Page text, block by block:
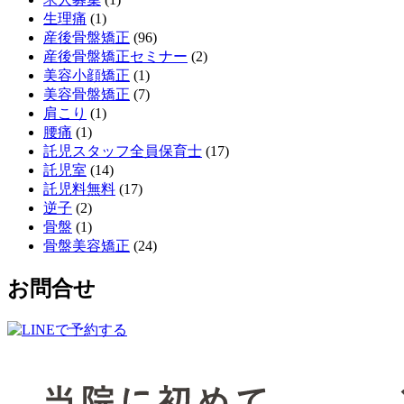
生理痛 (1)
産後骨盤矯正 (96)
産後骨盤矯正セミナー (2)
美容小顔矯正 (1)
美容骨盤矯正 (7)
肩こり (1)
腰痛 (1)
託児スタッフ全員保育士 (17)
託児室 (14)
託児料無料 (17)
逆子 (2)
骨盤 (1)
骨盤美容矯正 (24)
お問合せ